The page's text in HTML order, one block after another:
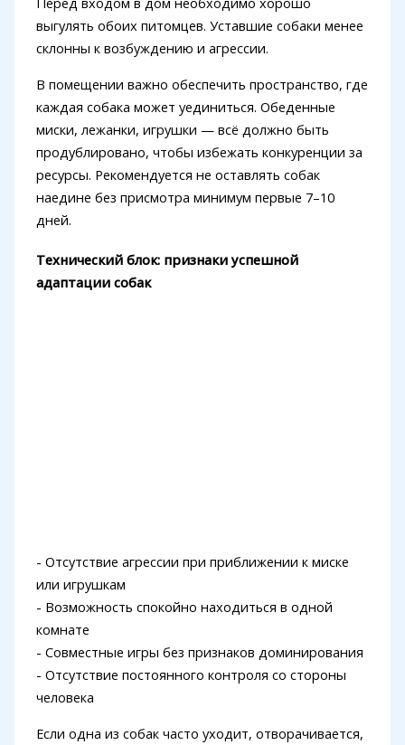
выгулять обоих питомцев. Уставшие собаки менее
склонны к возбуждению и агрессии.
В помещении важно обеспечить пространство, где
каждая собака может уединиться. Обеденные
миски, лежанки, игрушки — всё должно быть
продублировано, чтобы избежать конкуренции за
ресурсы. Рекомендуется не оставлять собак
наедине без присмотра минимум первые 7–10
дней.
Технический блок: признаки успешной
адаптации собак
- Отсутствие агрессии при приближении к миске
или игрушкам
- Возможность спокойно находиться в одной
комнате
- Совместные игры без признаков доминирования
- Отсутствие постоянного контроля со стороны
человека
Если одна из собак часто уходит, отворачивается,